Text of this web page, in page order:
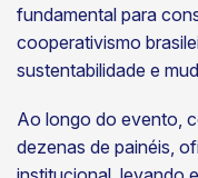
fundamental para
cooperativismo
sustentabilidade e
Ao longo do evento,
dezenas de painéis,